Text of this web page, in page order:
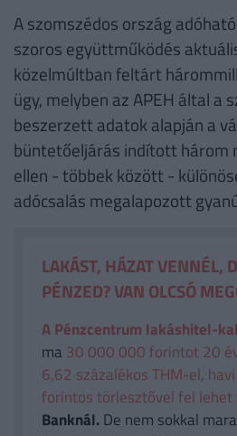
A szomszédos ország
szoros együttműködés
közelmúltban feltárt
ügy, melyben az APEH által a
beszerzett adatok alapján a
büntetőeljárás indított három
ellen - többek között -
adócsalás megalapozott
LAKÁST, HÁZAT VENNÉL,
PÉNZED? VAN OLCSÓ
A Pénzcentrum lakáshitel-
ma 30 000 000 forintot 20
6,62 százalékos THM-el,
forintos törlesztővel fel lehet
Banknál.De nem sokkal